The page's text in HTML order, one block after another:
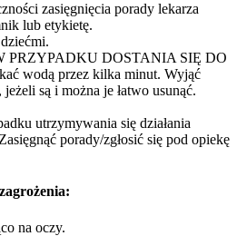
zasięgnięcia porady lekarza
lub etykietę.
PRZYPADKU DOSTANIA SIĘ DO
wodą przez kilka minut. Wyjąć
są i można je łatwo usunąć.
utrzymywania się działania
porady/zgłosić się pod opiekę
na oczy.